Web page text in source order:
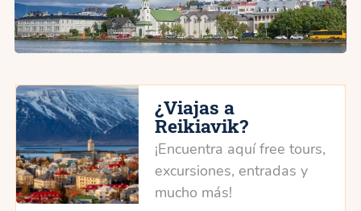
¿Viajas a
Reikiavik?
¡Encuentra aquí free tours,
excursiones, entradas y
mucho más!